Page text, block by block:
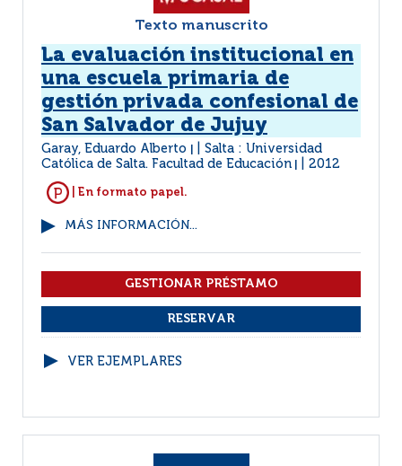
Texto manuscrito
La evaluación institucional en
una escuela primaria de
gestión privada confesional de
San Salvador de Jujuy
Garay, Eduardo Alberto
Salta : Universidad
Católica de Salta. Facultad de Educación
2012
| En formato papel.
MÁS INFORMACIÓN...
VER EJEMPLARES